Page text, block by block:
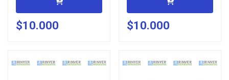
$10.000 $10.000